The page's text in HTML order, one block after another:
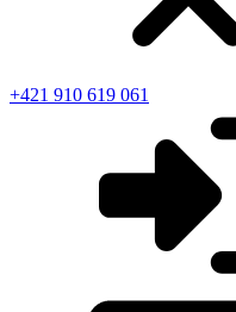
+421 910 619 061